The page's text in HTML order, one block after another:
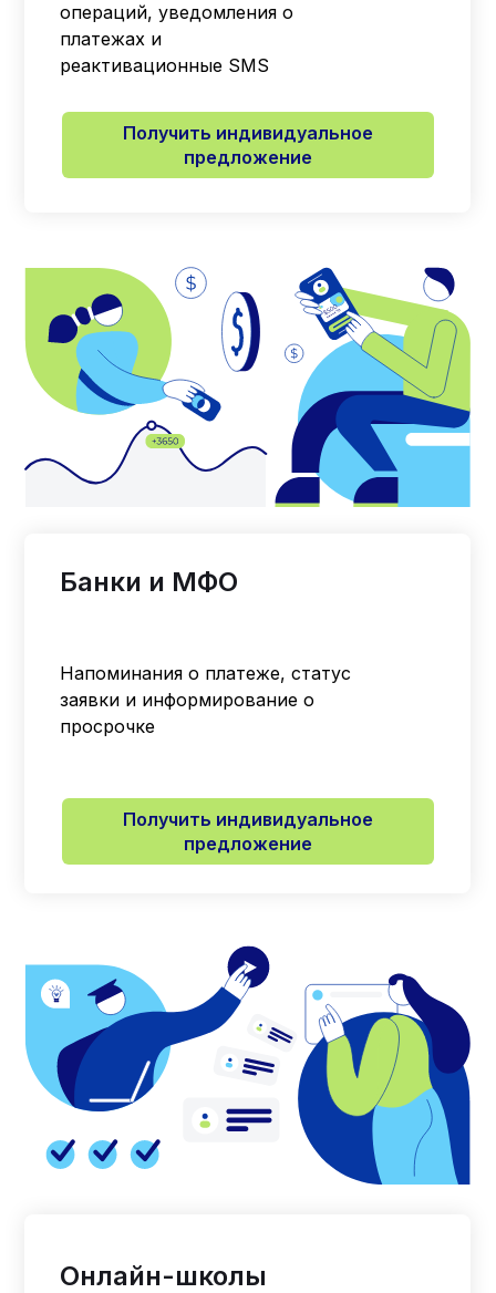
операций, уведомления о
платежах и
реактивационные SMS
Получить индивидуальное
предложение
Банки и МФО
Напоминания о платеже, статус
заявки и информирование о
просрочке
Получить индивидуальное
предложение
Онлайн-школы